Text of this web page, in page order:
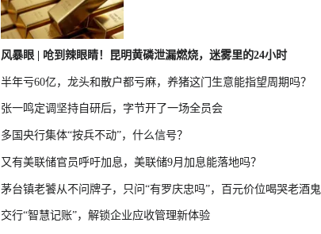
风暴眼 | 呛到辣眼睛！昆明黄磷泄漏燃烧，迷雾里的24小时
半年亏60亿，龙头和散户都亏麻，养猪这门生意能指望周期吗？
张一鸣定调坚持自研后，字节开了一场全员会
多国央行集体“按兵不动”，什么信号？
又有美联储官员呼吁加息，美联储9月加息能落地吗？
茅台镇老饕从不问牌子，只问“有罗庆忠吗”，百元价位喝哭老酒鬼
交行“智慧记账”，解锁企业应收管理新体验